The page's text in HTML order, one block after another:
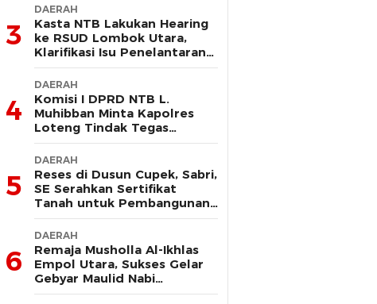
3
DAERAH
Kasta NTB Lakukan Hearing
ke RSUD Lombok Utara,
Klarifikasi Isu Penelantaran
Ibu Hamil
4
DAERAH
Komisi I DPRD NTB L.
Muhibban Minta Kapolres
Loteng Tindak Tegas
Premanisme DC PT. LNI
5
DAERAH
Reses di Dusun Cupek, Sabri,
SE Serahkan Sertifikat
Tanah untuk Pembangunan
Musholla
6
DAERAH
Remaja Musholla Al-Ikhlas
Empol Utara, Sukses Gelar
Gebyar Maulid Nabi
Muhammad Saw